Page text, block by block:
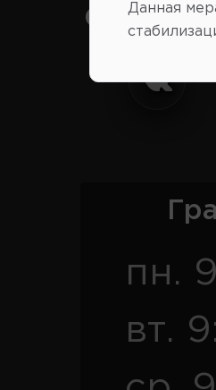
пн.
вт.
Данная